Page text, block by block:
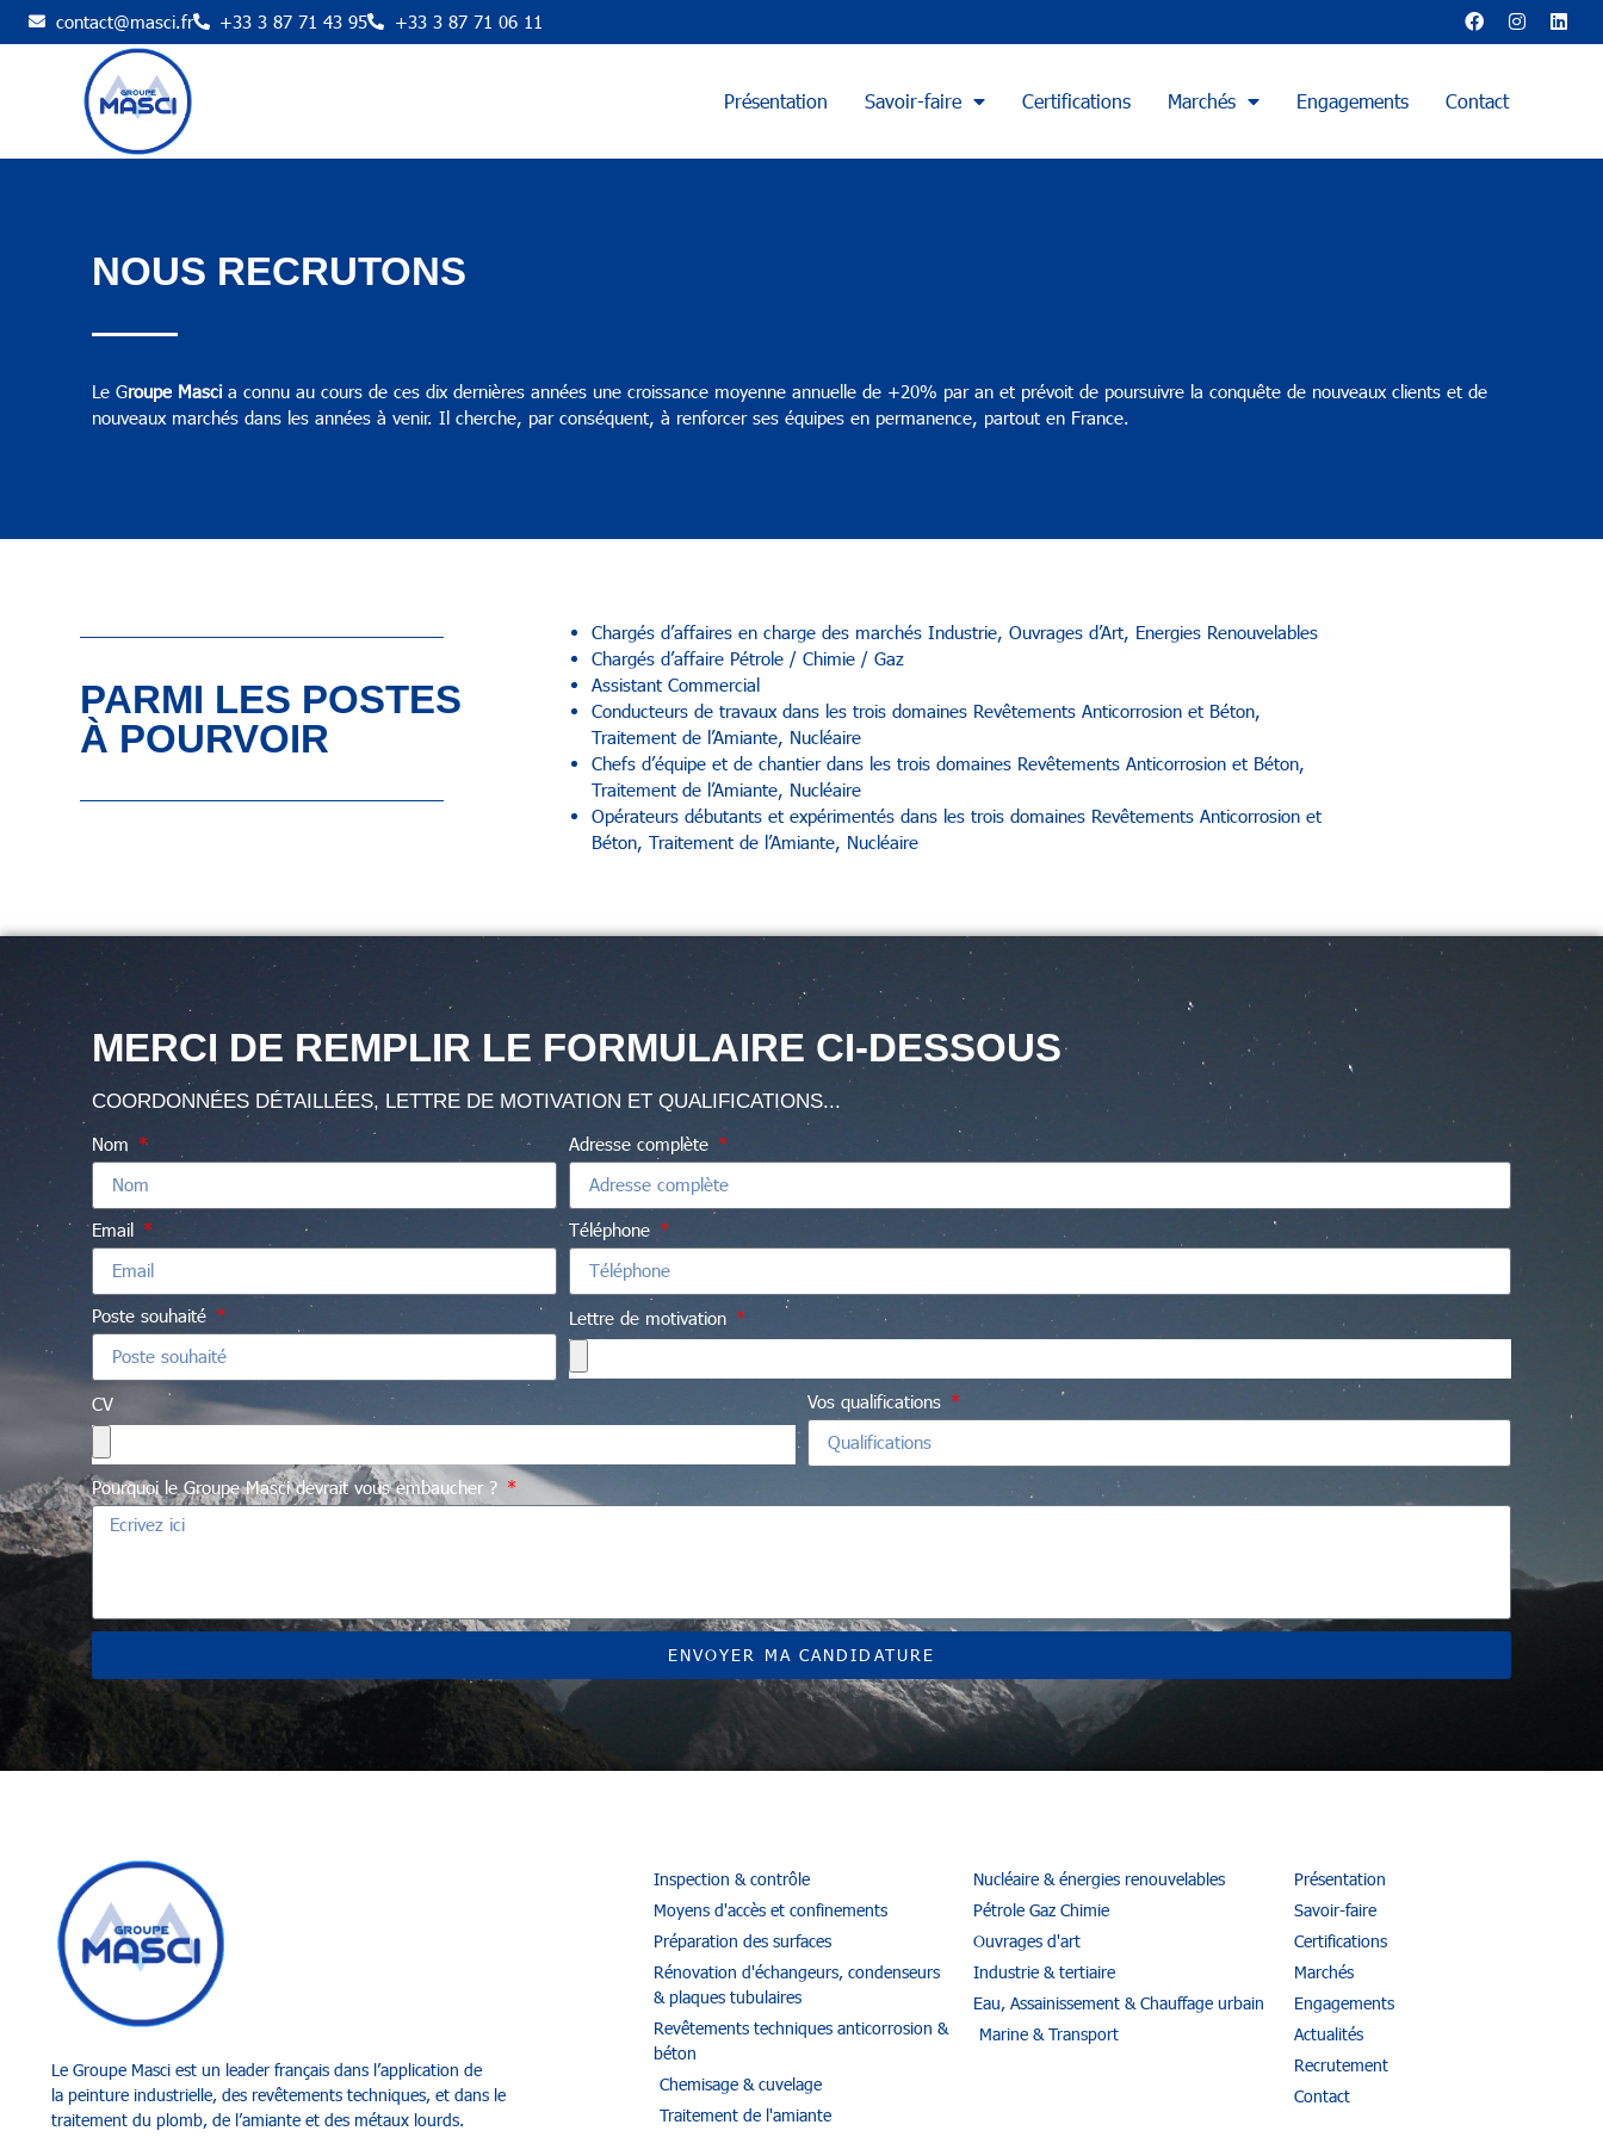
contact@masci.fr +33 3 87 71 43 95 +33 3 87 71 06 11
Présentation Savoir-faire Certifications Marchés Engagements Contact
NOUS RECRUTONS
Le Groupe Mascia connu au cours de ces dix dernières années une croissance moyenne annuelle de +20% par an et prévoit de poursuivre la conquête de nouveaux clients et de
nouveaux marchés dans les années à venir. Il cherche, par conséquent, à renforcer ses équipes en permanence, partout en France.
PARMI LES POSTES
À POURVOIR
Chargés d’affaires en charge des marchés Industrie, Ouvrages d’Art, Energies Renouvelables
Chargés d’affaire Pétrole / Chimie / Gaz
Assistant Commercial
Conducteurs de travaux dans les trois domaines Revêtements Anticorrosion et Béton,
Traitement de l’Amiante, Nucléaire
Chefs d’équipe et de chantier dans les trois domaines Revêtements Anticorrosion et Béton,
Traitement de l’Amiante, Nucléaire
Opérateurs débutants et expérimentés dans les trois domaines Revêtements Anticorrosion et
Béton, Traitement de l’Amiante, Nucléaire
MERCI DE REMPLIR LE FORMULAIRE CI-DESSOUS
COORDONNÉES DÉTAILLÉES, LETTRE DE MOTIVATION ET QUALIFICATIONS...
Nom Adresse complète
Email Téléphone
Poste souhaité Lettre de motivation
CV Vos qualifications
Pourquoi le Groupe Masci devrait vous embaucher ?
ENVOYER MA CANDIDATURE
Le Groupe Masci est un leader français dans l’application de
la peinture industrielle, des revêtements techniques, et dans le
traitement du plomb, de l’amiante et des métaux lourds.
Inspection & contrôle
Moyens d'accès et confinements
Préparation des surfaces
Rénovation d'échangeurs, condenseurs
& plaques tubulaires
Revêtements techniques anticorrosion &
béton
Chemisage & cuvelage
Traitement de l'amiante
Nucléaire & énergies renouvelables
Pétrole Gaz Chimie
Ouvrages d'art
Industrie & tertiaire
Eau, Assainissement & Chauffage urbain
Marine & Transport
Présentation
Savoir-faire
Certifications
Marchés
Engagements
Actualités
Recrutement
Contact